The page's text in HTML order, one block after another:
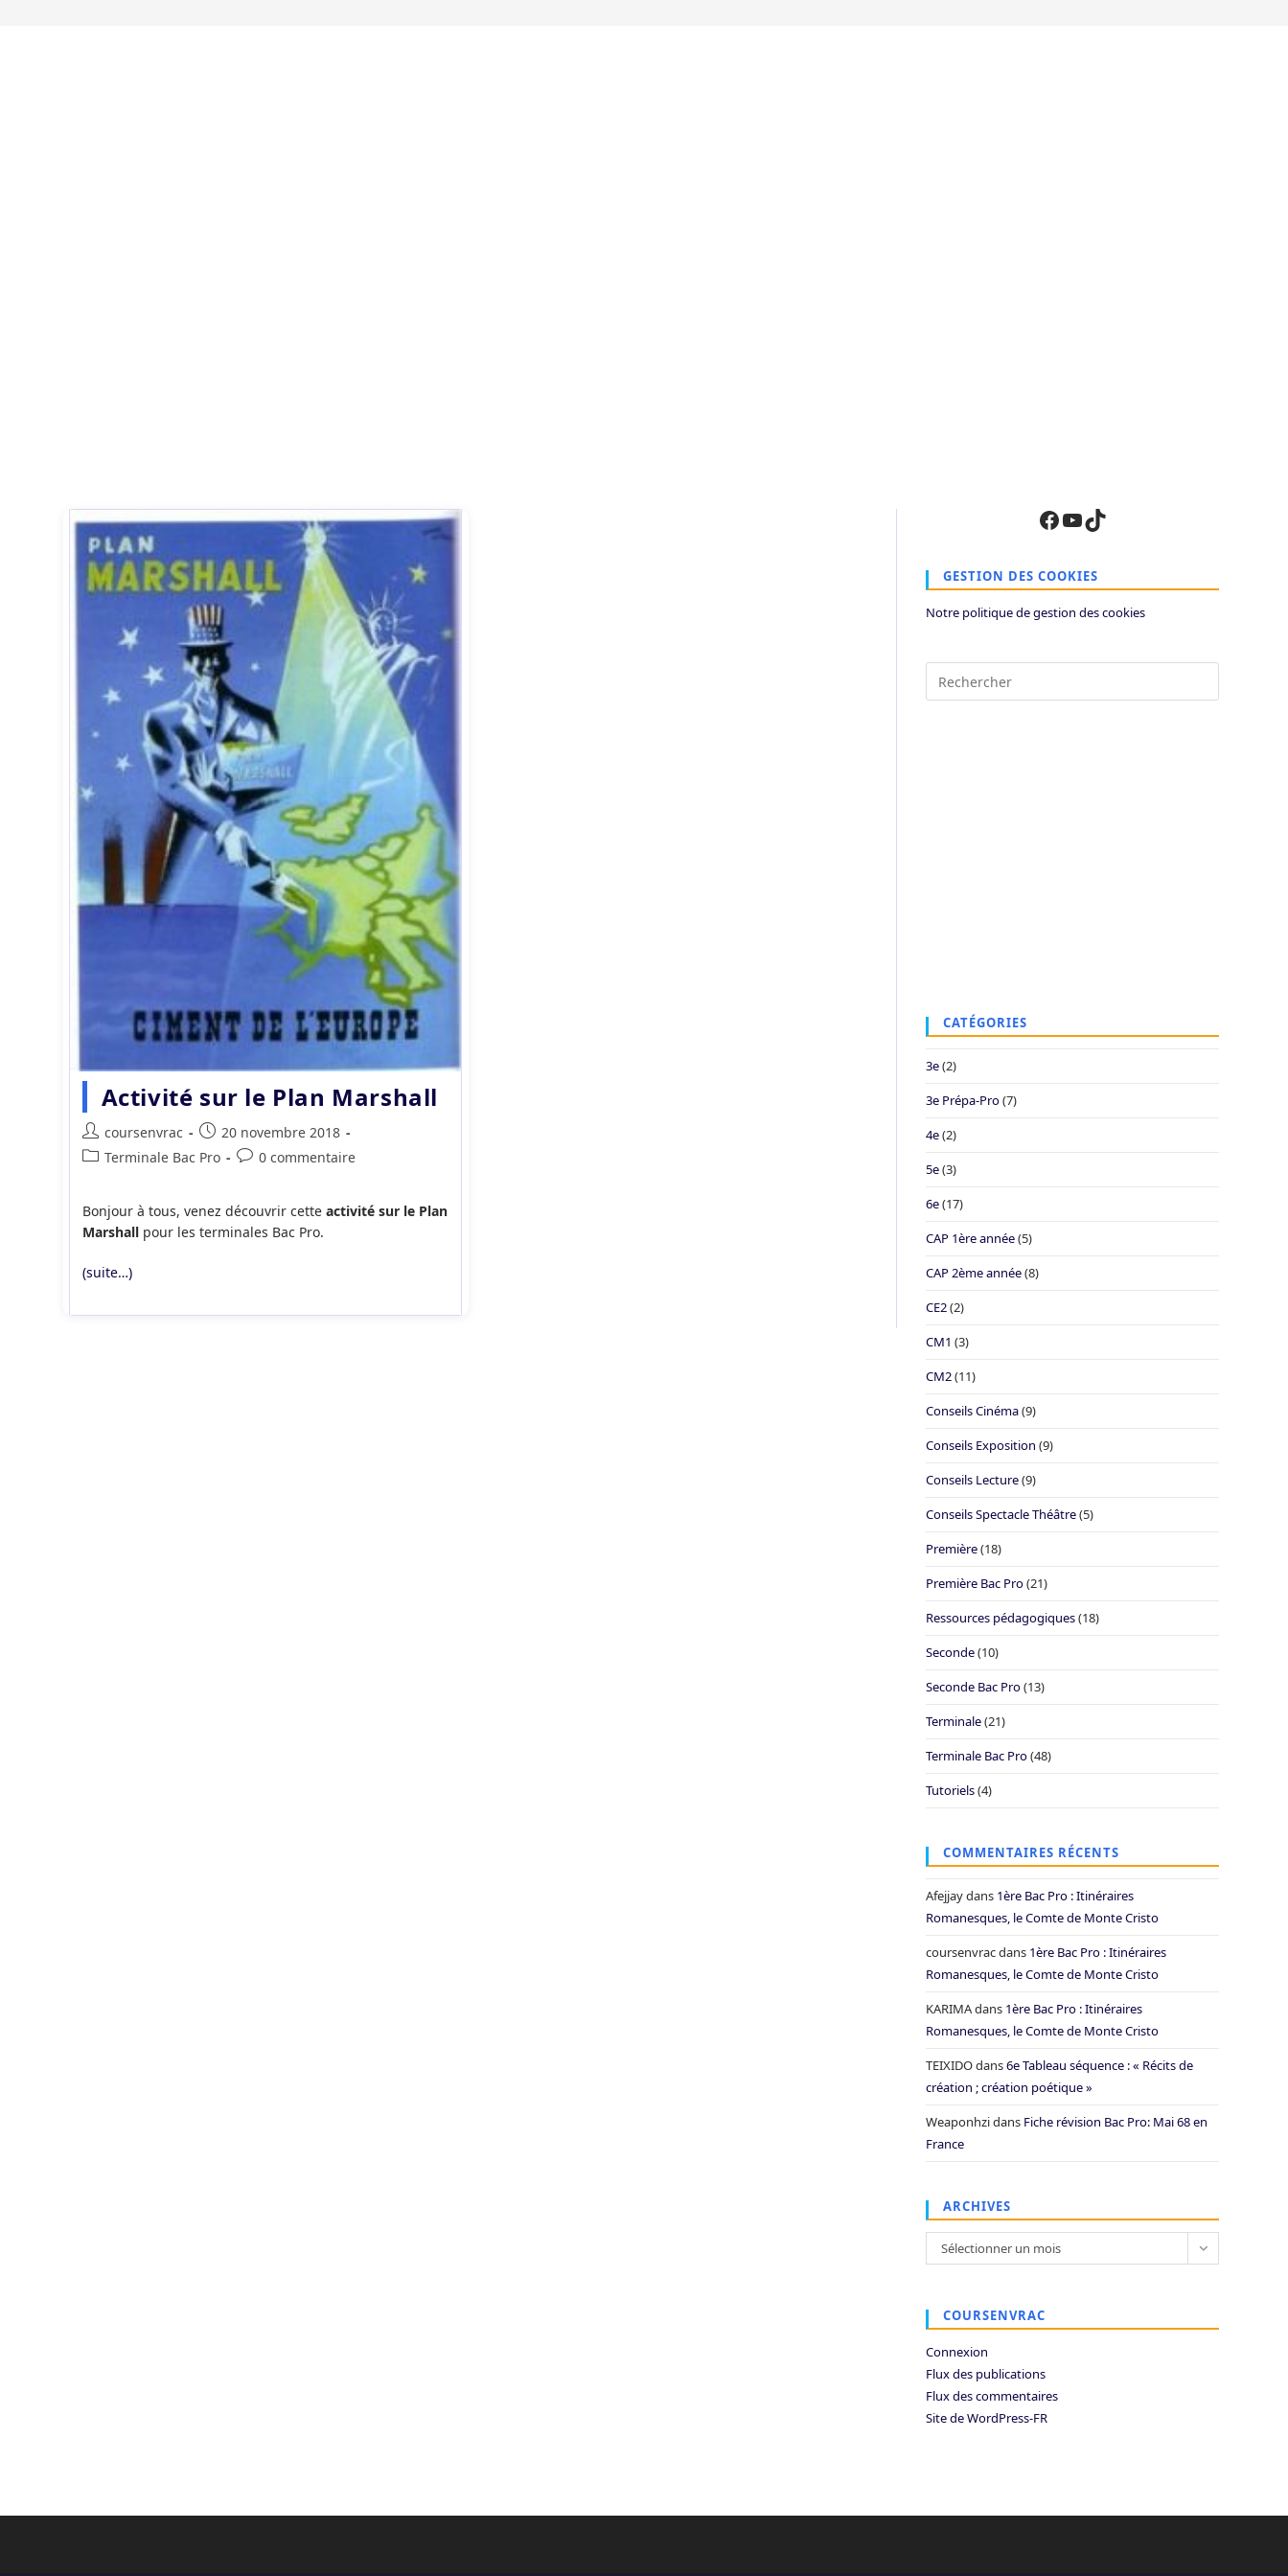
Activité sur le Plan Marshall
Auteur/autrice
de
coursenvrac
Publication
publiée :
20 novembre 2018
PostTerminale Bac Pro
Commentaires
publication :
0 commentaire
Bonjour à tous, venez découvrir cette activité sur le Plan
Marshallpour les terminales Bac Pro.
(suite…)
Facebook
YouTube
TikTok
GESTION DES COOKIES
Notre politique de gestion des cookies
Escape
CATÉGORIES
3e(2)
3e Prépa-Pro(7)
4e(2)
5e(3)
6e(17)
CAP 1ère année(5)
CAP 2ème année(8)
CE2(2)
CM1 (3)
CM2(11)
Conseils Cinéma(9)
Conseils Exposition (9)
Conseils Lecture(9)
Conseils Spectacle Théâtre(5)
Première(18)
Première Bac Pro(21)
Ressources pédagogiques(18)
Seconde(10)
Seconde Bac Pro(13)
Terminale(21)
Terminale Bac Pro(48)
Tutoriels(4)
COMMENTAIRES RÉCENTS
Afejjaydans 1ère Bac Pro : Itinéraires
Romanesques, le Comte de Monte Cristo
coursenvracdans 1ère Bac Pro : Itinéraires
Romanesques, le Comte de Monte Cristo
KARIMAdans 1ère Bac Pro : Itinéraires
Romanesques, le Comte de Monte Cristo
TEIXIDOdans6e Tableau séquence : « Récits de
création ; création poétique »
Weaponhzidans Fiche révision Bac Pro: Mai 68 en
France
ARCHIVES
Archives
Sélectionner un mois
COURSENVRAC
Connexion
Flux des publications
Flux des commentaires
Site de WordPress-FR